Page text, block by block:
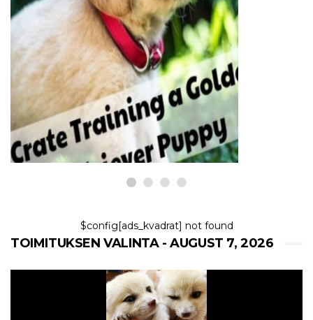
KOIRAT
Kuinka kehittää
kultaisennoutajakoiranpentua
7,2026
$config[ads_kvadrat] not found
TOIMITUKSEN VALINTA - AUGUST 7, 2026